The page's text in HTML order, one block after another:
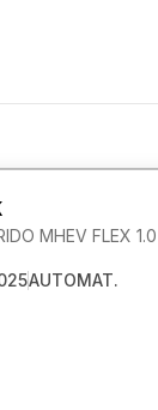
MHEV FLEX
AUTOMAT.